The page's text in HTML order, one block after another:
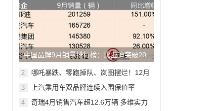
中国品牌9月销量排行榜：比亚迪突破20
万辆保持第一
2
哪吒暴跌、零跑掉队、岚图摆烂！12月
3
上汽乘用车双品牌连续入围保值率
CLEVER、第三代MG6 PHEV登顶4月三
4
奇瑞4月销售汽车超12.6万辆 多维实力